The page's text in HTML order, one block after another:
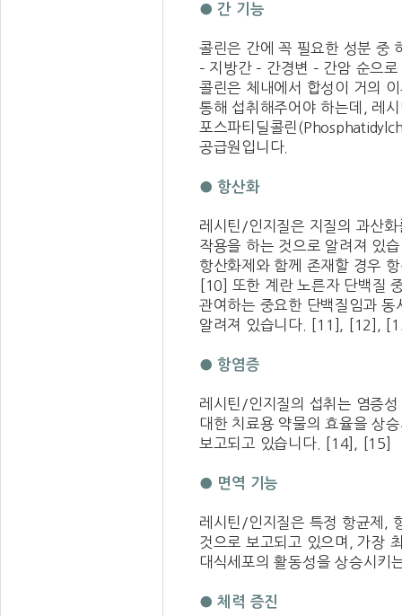
● 간 기능
콜린은 간에 꼭 필요한 성분 중
– 지방간 – 간경변 – 간암 순으
콜린은 체내에서 합성이 거의
통해 섭취해주어야 하는데, 레
포스파티딜콜린
공급원입니다.
● 항산화
레시틴/인지질은 지질의 과산
작용을 하는 것으로 알려져 있
항산화제와 함께 존재할 경우
[10] 또한 계란 노른자 단백질
관여하는 중요한 단백질임과
알려져 있습니다. [11], [12],
● 항염증
레시틴/인지질의 섭취는 염증
대한 치료용 약물의 효율을 상
보고되고 있습니다. [14], [15]
● 면역 기능
레시틴/인지질은 특정 항균제,
것으로 보고되고 있으며, 가장
대식세포의 활동성을 상승시
● 체력 증진